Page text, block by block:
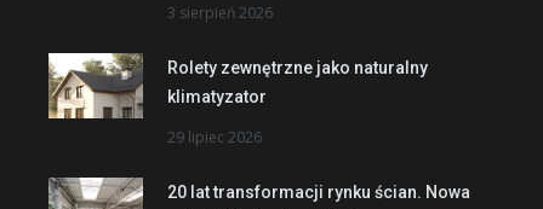
3 sierpień 2026
Rolety zewnętrzne jako naturalny
klimatyzator
29 lipiec 2026
20 lat transformacji rynku ścian. Nowa